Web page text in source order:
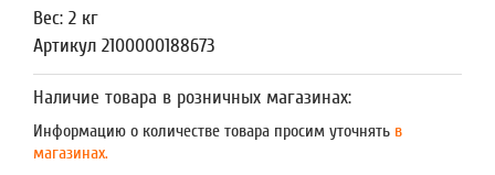
Вес: 2 кг
Артикул 2100000188673
Наличие товара в розничных магазинах:
Информацию о количестве товара просим уточнять в
магазинах.